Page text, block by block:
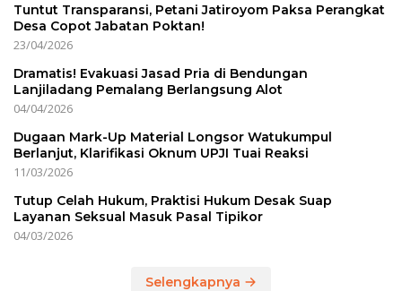
Tuntut Transparansi, Petani Jatiroyom Paksa Perangkat
Desa Copot Jabatan Poktan!
23/04/2026
Dramatis! Evakuasi Jasad Pria di Bendungan
Lanjiladang Pemalang Berlangsung Alot
04/04/2026
Dugaan Mark-Up Material Longsor Watukumpul
Berlanjut, Klarifikasi Oknum UPJI Tuai Reaksi
11/03/2026
Tutup Celah Hukum, Praktisi Hukum Desak Suap
Layanan Seksual Masuk Pasal Tipikor
04/03/2026
Selengkapnya